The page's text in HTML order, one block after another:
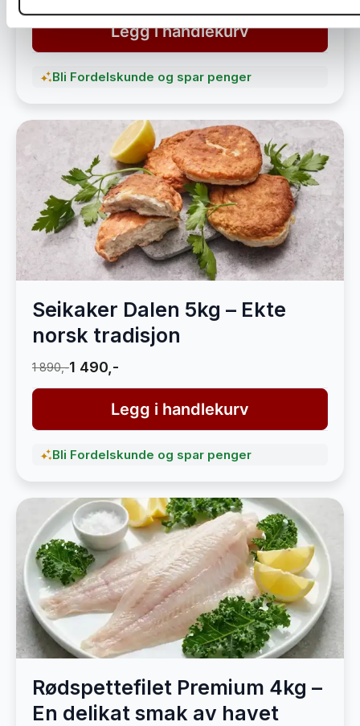
Legg i handlekurv
Bli Fordelskunde og spar penger
Seikaker Dalen 5kg – Ekte
norsk tradisjon
1 890,-1 490,-
Legg i handlekurv
Bli Fordelskunde og spar penger
Rødspettefilet Premium 4kg –
En delikat smak av havet